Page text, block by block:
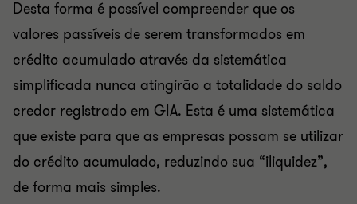
Desta forma é possível compreender que os
valores passíveis de serem transformados em
crédito acumulado através da sistemática
simplificada nunca atingirão a totalidade do saldo
credor registrado em GIA. Esta é uma sistemática
que existe para que as empresas possam se utilizar
do crédito acumulado, reduzindo sua “iliquidez”,
de forma mais simples.